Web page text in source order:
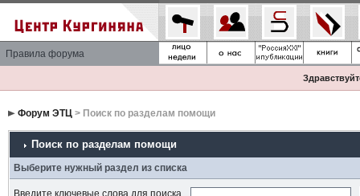
Правила форума
Форум ЭТЦ> Поиск по разделам помощи
Поиск по разделам помощи
Выберите нужный раздел из списка
Введите ключевые слова для поиска